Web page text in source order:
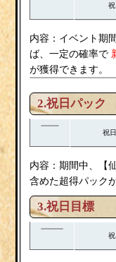
内容：イベント期
ば、一定の確率で
が獲得できます。
2.祝日パック
祝
内容：期間中、【
含めた超得パック
3.祝日目標